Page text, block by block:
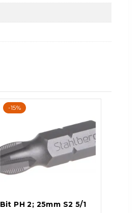
-15%
Bit PH 2; 25mm S2 5/1